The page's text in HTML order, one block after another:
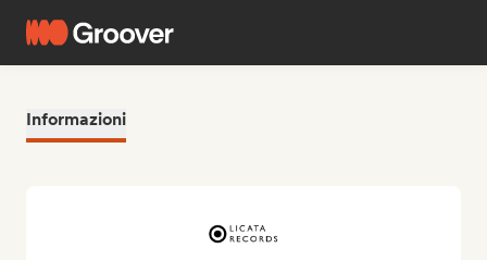
Informazioni